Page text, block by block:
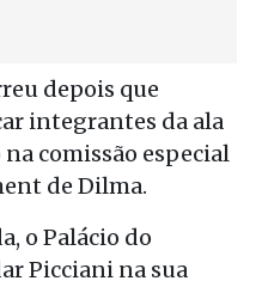
depois que
integrantes da ala
comissão especial
de Dilma.
o Palácio do
Picciani na sua